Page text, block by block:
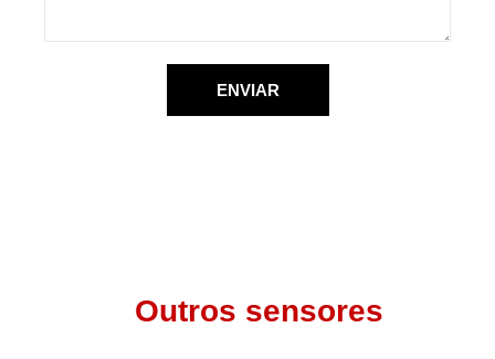
ENVIAR
Outros sensores